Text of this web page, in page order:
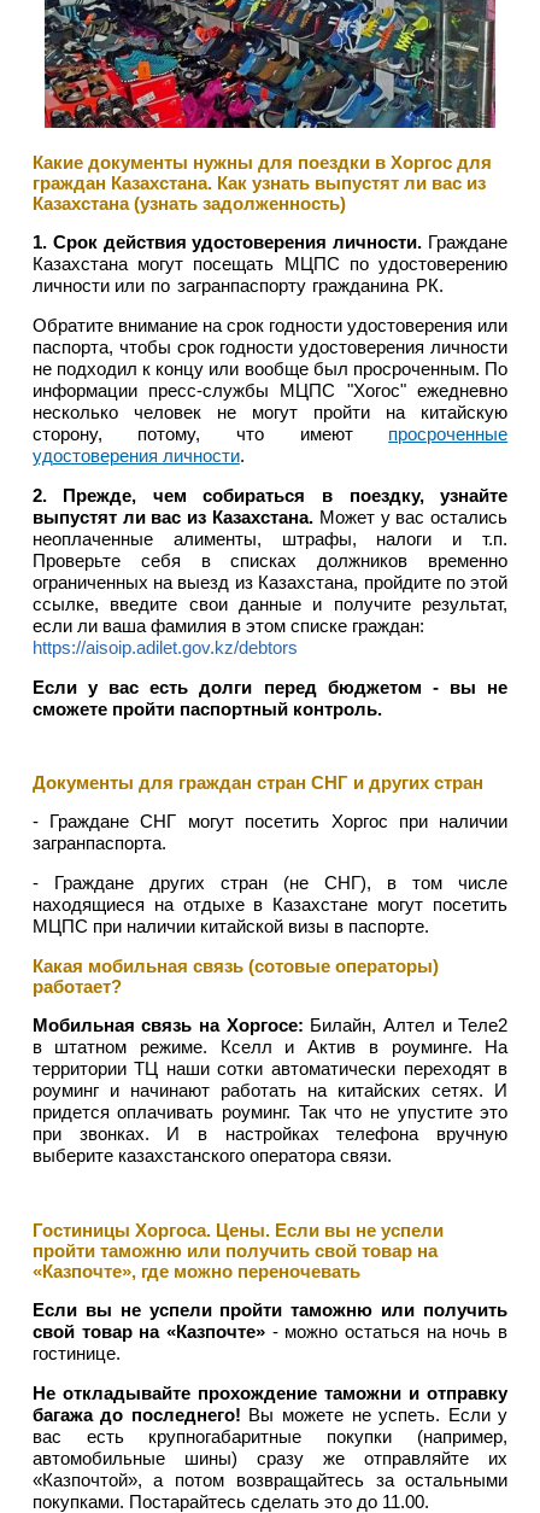
Какие документы нужны для поездки в Хоргос для
граждан Казахстана. Как узнать выпустят ли вас из
Казахстана (узнать задолженность)
1. Срок действия удостоверения личности. Граждане
Казахстана могут посещать МЦПС по удостоверению
личности или по загранпаспорту гражданина РК.
Обратите внимание на срок годности удостоверения или
паспорта, чтобы срок годности удостоверения личности
не подходил к концу или вообще был просроченным. По
информации пресс-службы МЦПС "Хогос" ежедневно
несколько человек не могут пройти на китайскую
сторону, потому, что имеют просроченные
удостоверения личности.
2. Прежде, чем собираться в поездку, узнайте
выпустят ли вас из Казахстана. Может у вас остались
неоплаченные алименты, штрафы, налоги и т.п.
Проверьте себя в списках должников временно
ограниченных на выезд из Казахстана, пройдите по этой
ссылке, введите свои данные и получите результат,
если ли ваша фамилия в этом списке граждан:
https://aisoip.adilet.gov.kz/debtors
Если у вас есть долги перед бюджетом - вы не
сможете пройти паспортный контроль.
Документы для граждан стран СНГ и других стран
- Граждане СНГ могут посетить Хоргос при наличии
загранпаспорта.
- Граждане других стран (не СНГ), в том числе
находящиеся на отдыхе в Казахстане могут посетить
МЦПС при наличии китайской визы в паспорте.
Какая мобильная связь (сотовые операторы)
работает?
Мобильная связь на Хоргосе: Билайн, Алтел и Теле2
в штатном режиме. Кселл и Актив в роуминге. На
территории ТЦ наши сотки автоматически переходят в
роуминг и начинают работать на китайских сетях. И
придется оплачивать роуминг. Так что не упустите это
при звонках. И в настройках телефона вручную
выберите казахстанского оператора связи.
Гостиницы Хоргоса. Цены. Если вы не успели
пройти таможню или получить свой товар на
«Казпочте», где можно переночевать
Если вы не успели пройти таможню или получить
свой товар на «Казпочте»- можно остаться на ночь в
гостинице.
Не откладывайте прохождение таможни и отправку
багажа до последнего! Вы можете не успеть. Если у
вас есть крупногабаритные покупки (например,
автомобильные шины) сразу же отправляйте их
«Казпочтой», а потом возвращайтесь за остальными
покупками. Постарайтесь сделать это до 11.00.